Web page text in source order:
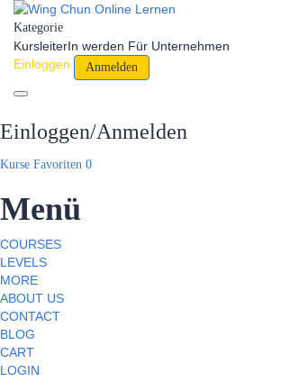
Kategorie
KursleiterIn werden Für Unternehmen
Einloggen
Anmelden
Einloggen/Anmelden
Kurse Favoriten 0
Menü
COURSES
LEVELS
MORE
ABOUT US
CONTACT
BLOG
CART
LOGIN